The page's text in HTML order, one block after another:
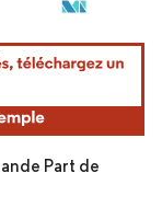
attribution sous CC BY
Part de